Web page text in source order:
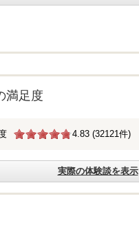
満足度
4.83 (32121件)
実際の体験談を表示